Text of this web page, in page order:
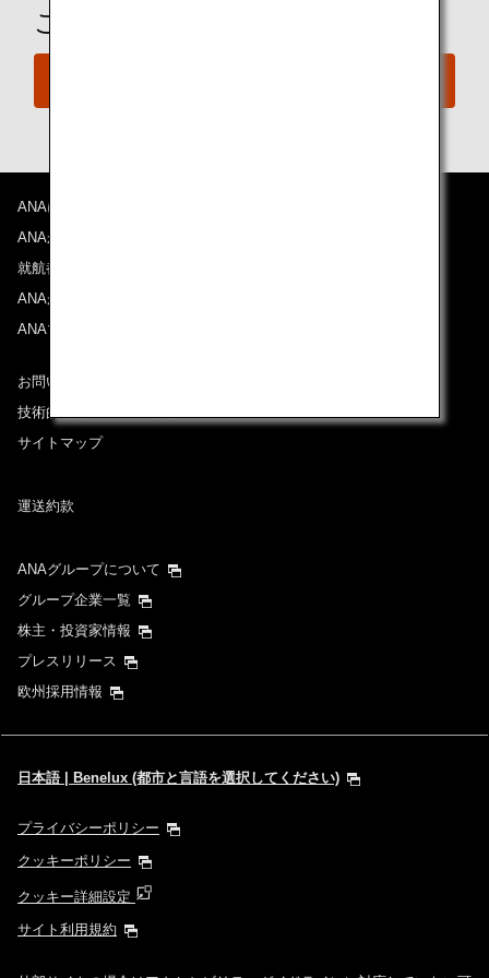
ご予約の準備は整いましたか？
ANAについて
ANAからのお知らせ
就航都市
ANAがお約束する体験
ANAマイレージクラブ
お問い合わせ
技術的なお問い合わせ（推奨環境）
サイトマップ
運送約款
ANAグループについて
グループ企業一覧
株主・投資家情報
プレスリリース
欧州採用情報
日本語 | Benelux (都市と言語を選択してください)
プライバシーポリシー
クッキーポリシー
クッキー詳細設定
サイト利用規約